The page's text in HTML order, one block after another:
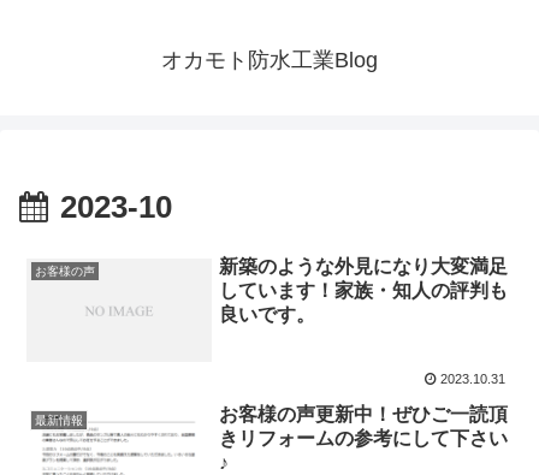
オカモト防水工業Blog
2023-10
お客様の声
新築のような外見になり大変満足
しています！家族・知人の評判も
良いです。
2023.10.31
最新情報
お客様の声更新中！ぜひご一読頂
きリフォームの参考にして下さい
♪